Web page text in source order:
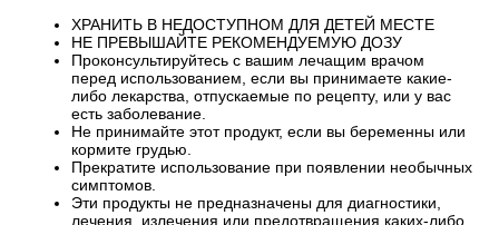
ХРАНИТЬ В НЕДОСТУПНОМ ДЛЯ ДЕТЕЙ МЕСТЕ
НЕ ПРЕВЫШАЙТЕ РЕКОМЕНДУЕМУЮ ДОЗУ
Проконсультируйтесь с вашим лечащим врачом
перед использованием, если вы принимаете какие-
либо лекарства, отпускаемые по рецепту, или у вас
есть заболевание.
Не принимайте этот продукт, если вы беременны или
кормите грудью.
Прекратите использование при появлении необычных
симптомов.
Эти продукты не предназначены для диагностики,
лечения, излечения или предотвращения каких-либо